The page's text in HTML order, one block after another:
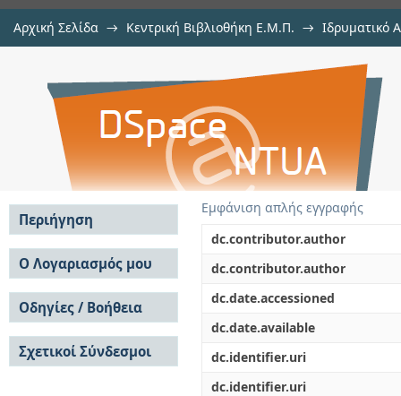
Αρχική Σελίδα → Κεντρική Βιβλιοθήκη Ε.Μ.Π. → Ιδρυματικό
Μελέτη μονώροφου
Εμφάνιση απλής εγγραφής
dc.contributor.author
dc.contributor.author
dc.date.accessioned
dc.date.available
dc.identifier.uri
dc.identifier.uri
Περιήγηση
Σε όλο το DSpace
Κοινότητες & Συλλογές
Ανά Ημερομηνία
Έκδοσης
Συγγραφείς
Τίτλοι
Θέματα
Ο Λογαριασμός μου
Σύνδεση
Εγγραφή
Οδηγίες / Βοήθεια
Οδηγίες Υποβολής
Οδηγίες Χρήσης ΙΑ
Συχνές Ερωτήσεις
Σχετικοί Σύνδεσμοι